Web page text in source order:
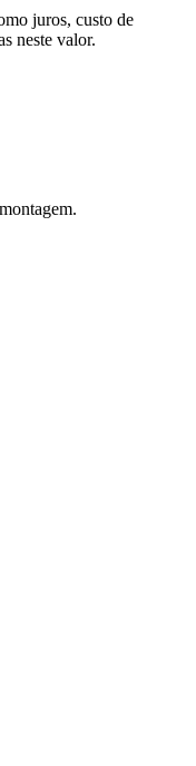
juros, custo de
neste valor.